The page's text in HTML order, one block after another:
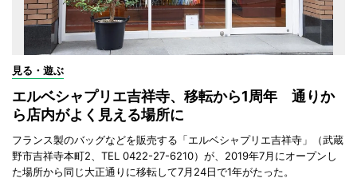
見る・遊ぶ
エルベシャプリエ吉祥寺、移転から1周年 通りか
ら店内がよく見える場所に
フランス製のバッグなどを販売する「エルベシャプリエ吉祥寺」（武蔵
野市吉祥寺本町2、TEL 0422-27-6210）が、2019年7月にオープンし
た場所から同じ大正通りに移転して7月24日で1年がたった。